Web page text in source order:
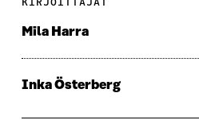
Mila Harra
Inka Österberg